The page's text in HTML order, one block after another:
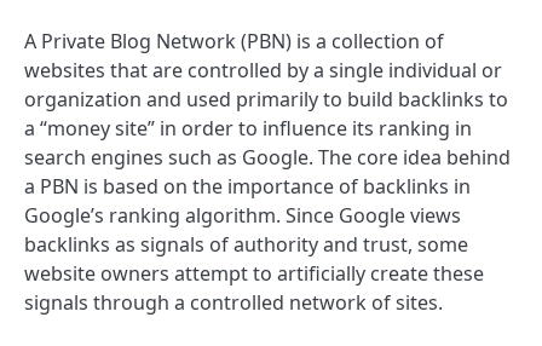
A Private Blog Network (PBN) is a collection of
websites that are controlled by a single individual or
organization and used primarily to build backlinks to
a “money site” in order to influence its ranking in
search engines such as Google. The core idea behind
a PBN is based on the importance of backlinks in
Google’s ranking algorithm. Since Google views
backlinks as signals of authority and trust, some
website owners attempt to artificially create these
signals through a controlled network of sites.